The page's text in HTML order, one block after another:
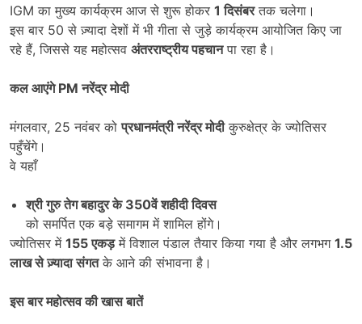
IGM का मुख्य कार्यक्रम आज से शुरू होकर 1दिसंबरतक चलेगा।
इस बार 50 से ज़्यादा देशों में भी गीता से जुड़े कार्यक्रम आयोजित किए जा
रहे हैं, जिससे यह महोत्सव अंतरराष्ट्रीय पहचानपा रहा है।
कल आएंगेPMनरेंद्र मोदी
मंगलवार, 25 नवंबर कोप्रधानमंत्री नरेंद्र मोदीकुरुक्षेत्र के ज्योतिसर
पहुँचेंगे।
वे यहाँ
श्री गुरु तेग बहादुर के 350वें शहीदी दिवस
को समर्पित एक बड़े समागम में शामिल होंगे।
ज्योतिसर में 155एकड़में विशाल पंडाल तैयार किया गया है और लगभग 1.5
लाख से ज़्यादा संगतके आने की संभावना है।
इस बार महोत्सव की खास बातें